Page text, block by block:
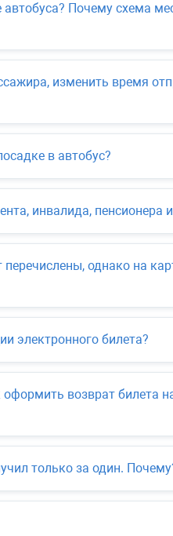
Почему схема
изменить время
в автобус?
инвалида, пенсионера
однако на
электронного билета?
возврат билета
только за один.